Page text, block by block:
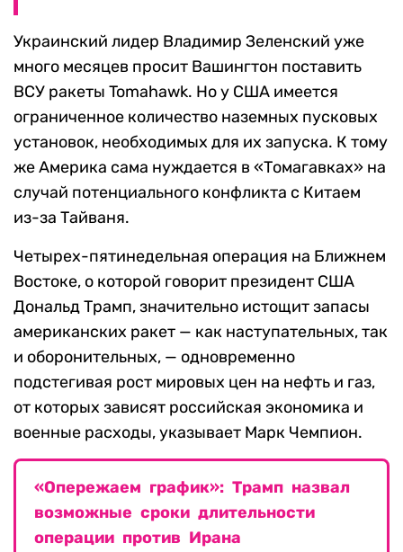
Украинский лидер Владимир Зеленский уже
много месяцев просит Вашингтон поставить
ВСУ ракеты Tomahawk. Но у США имеется
ограниченное количество наземных пусковых
установок, необходимых для их запуска. К тому
же Америка сама нуждается в «Томагавках» на
случай потенциального конфликта с Китаем
из-за Тайваня.
Четырех-пятинедельная операция на Ближнем
Востоке, о которой говорит президент США
Дональд Трамп, значительно истощит запасы
американских ракет — как наступательных, так
и оборонительных, — одновременно
подстегивая рост мировых цен на нефть и газ,
от которых зависят российская экономика и
военные расходы, указывает Марк Чемпион.
«Опережаем график»: Трамп назвал
возможные сроки длительности
операции против Ирана